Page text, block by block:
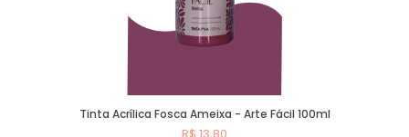
Tinta Acrílica Fosca Ameixa - Arte Fácil 100ml